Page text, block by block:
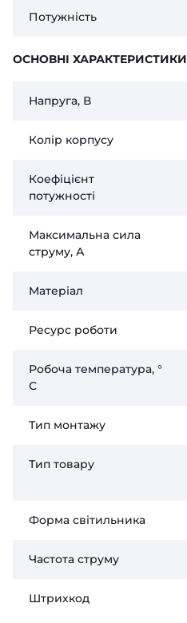
Потужність
ОСНОВНІ ХАРАКТЕРИСТИКИ
Напруга, В
Колір корпусу
Коефіцієнт
потужності
Максимальна сила
струму, А
Матеріал
Ресурс роботи
Робоча температура, °
С
Тип монтажу
Тип товару
Форма світильника
Частота струму
Штрихкод